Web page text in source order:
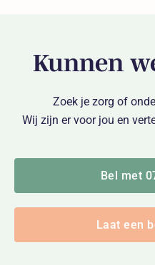
Kunnen
Zoek je zorg of
Wij zijn er voor jou en
Bel met
Laat een